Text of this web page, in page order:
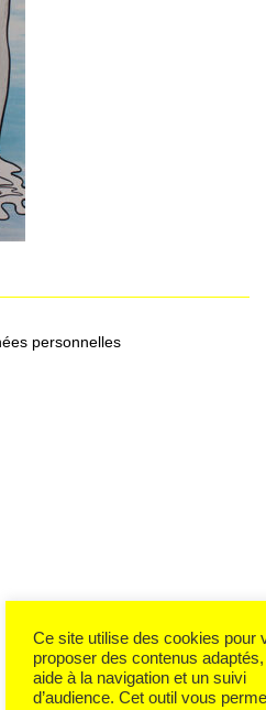
personnelles
Ce site utilise des cookies pour
proposer des contenus
aide à la navigation et un suivi
d’audience. Cet outil vous